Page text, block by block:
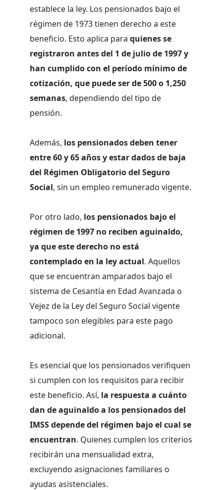
establece la ley. Los pensionados bajo el
régimen de 1973 tienen derecho a este
beneficio. Esto aplica para quienes se
registraron antes del 1 de julio de 1997 y
han cumplido con el período mínimo de
cotización, que puede ser de 500 o 1,250
semanas, dependiendo del tipo de
pensión.
Además, los pensionados deben tener
entre 60 y 65 años y estar dados de baja
del Régimen Obligatorio del Seguro
Social, sin un empleo remunerado vigente.
Por otro lado, los pensionados bajo el
régimen de 1997 no reciben aguinaldo,
ya que este derecho no está
contemplado en la ley actual. Aquellos
que se encuentran amparados bajo el
sistema de Cesantía en Edad Avanzada o
Vejez de la Ley del Seguro Social vigente
tampoco son elegibles para este pago
adicional.
Es esencial que los pensionados verifiquen
si cumplen con los requisitos para recibir
este beneficio. Así, la respuesta a cuánto
dan de aguinaldo a los pensionados del
IMSS depende del régimen bajo el cual se
encuentran. Quienes cumplen los criterios
recibirán una mensualidad extra,
excluyendo asignaciones familiares o
ayudas asistenciales.